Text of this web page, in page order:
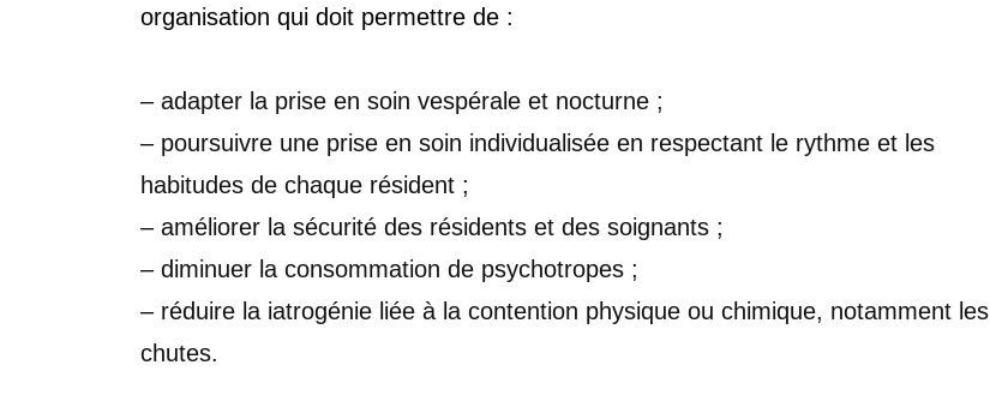
organisation qui doit permettre de :
– adapter la prise en soin vespérale et nocturne ;
– poursuivre une prise en soin individualisée en respectant le rythme et les
habitudes de chaque résident ;
– améliorer la sécurité des résidents et des soignants ;
– diminuer la consommation de psychotropes ;
– réduire la iatrogénie liée à la contention physique ou chimique, notamment les
chutes.